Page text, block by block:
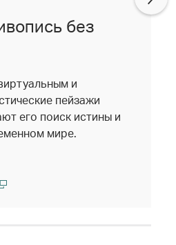
без
и
пейзажи
его поиск истины и
мире.